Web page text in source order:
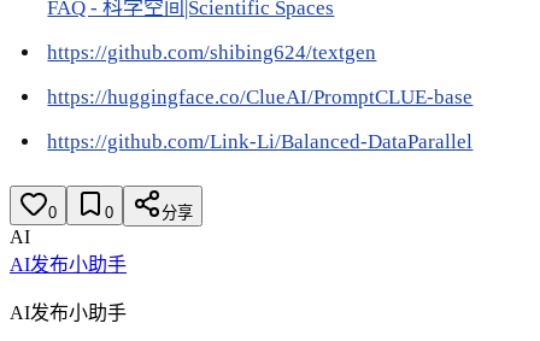
FAQ - 科学空间|Scientific Spaces
https://github.com/shibing624/textgen
https://huggingface.co/ClueAI/PromptCLUE-base
https://github.com/Link-Li/Balanced-DataParallel
0 0 分享
AI
AI发布小助手
AI发布小助手